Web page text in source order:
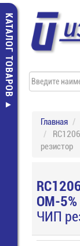
КАТАЛОГ ТОВАРОВ
Главная
резистор
ОМ-5%
ЧИП